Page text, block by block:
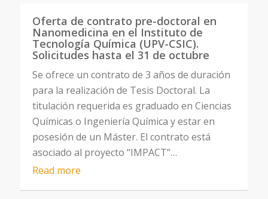
Oferta de contrato pre-doctoral en
Nanomedicina en el Instituto de
Tecnología Química (UPV-CSIC).
Solicitudes hasta el 31 de octubre
Se ofrece un contrato de 3 años de duración
para la realización de Tesis Doctoral. La
titulación requerida es graduado en Ciencias
Químicas o Ingeniería Química y estar en
posesión de un Máster. El contrato está
asociado al proyecto “IMPACT”…
Read more